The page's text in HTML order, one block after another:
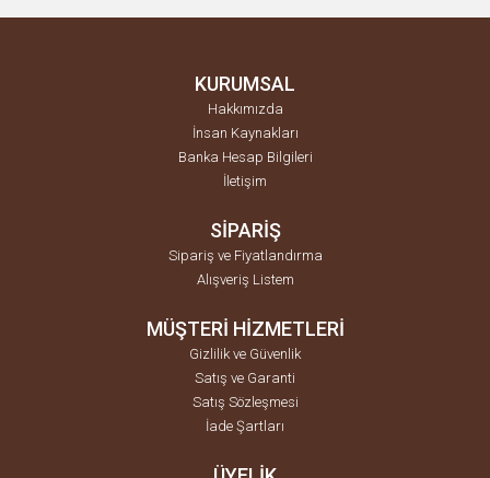
KURUMSAL
Hakkımızda
İnsan Kaynakları
Banka Hesap Bilgileri
İletişim
SİPARİŞ
Sipariş ve Fiyatlandırma
Alışveriş Listem
MÜŞTERİ HİZMETLERİ
Gizlilik ve Güvenlik
Satış ve Garanti
Satış Sözleşmesi
İade Şartları